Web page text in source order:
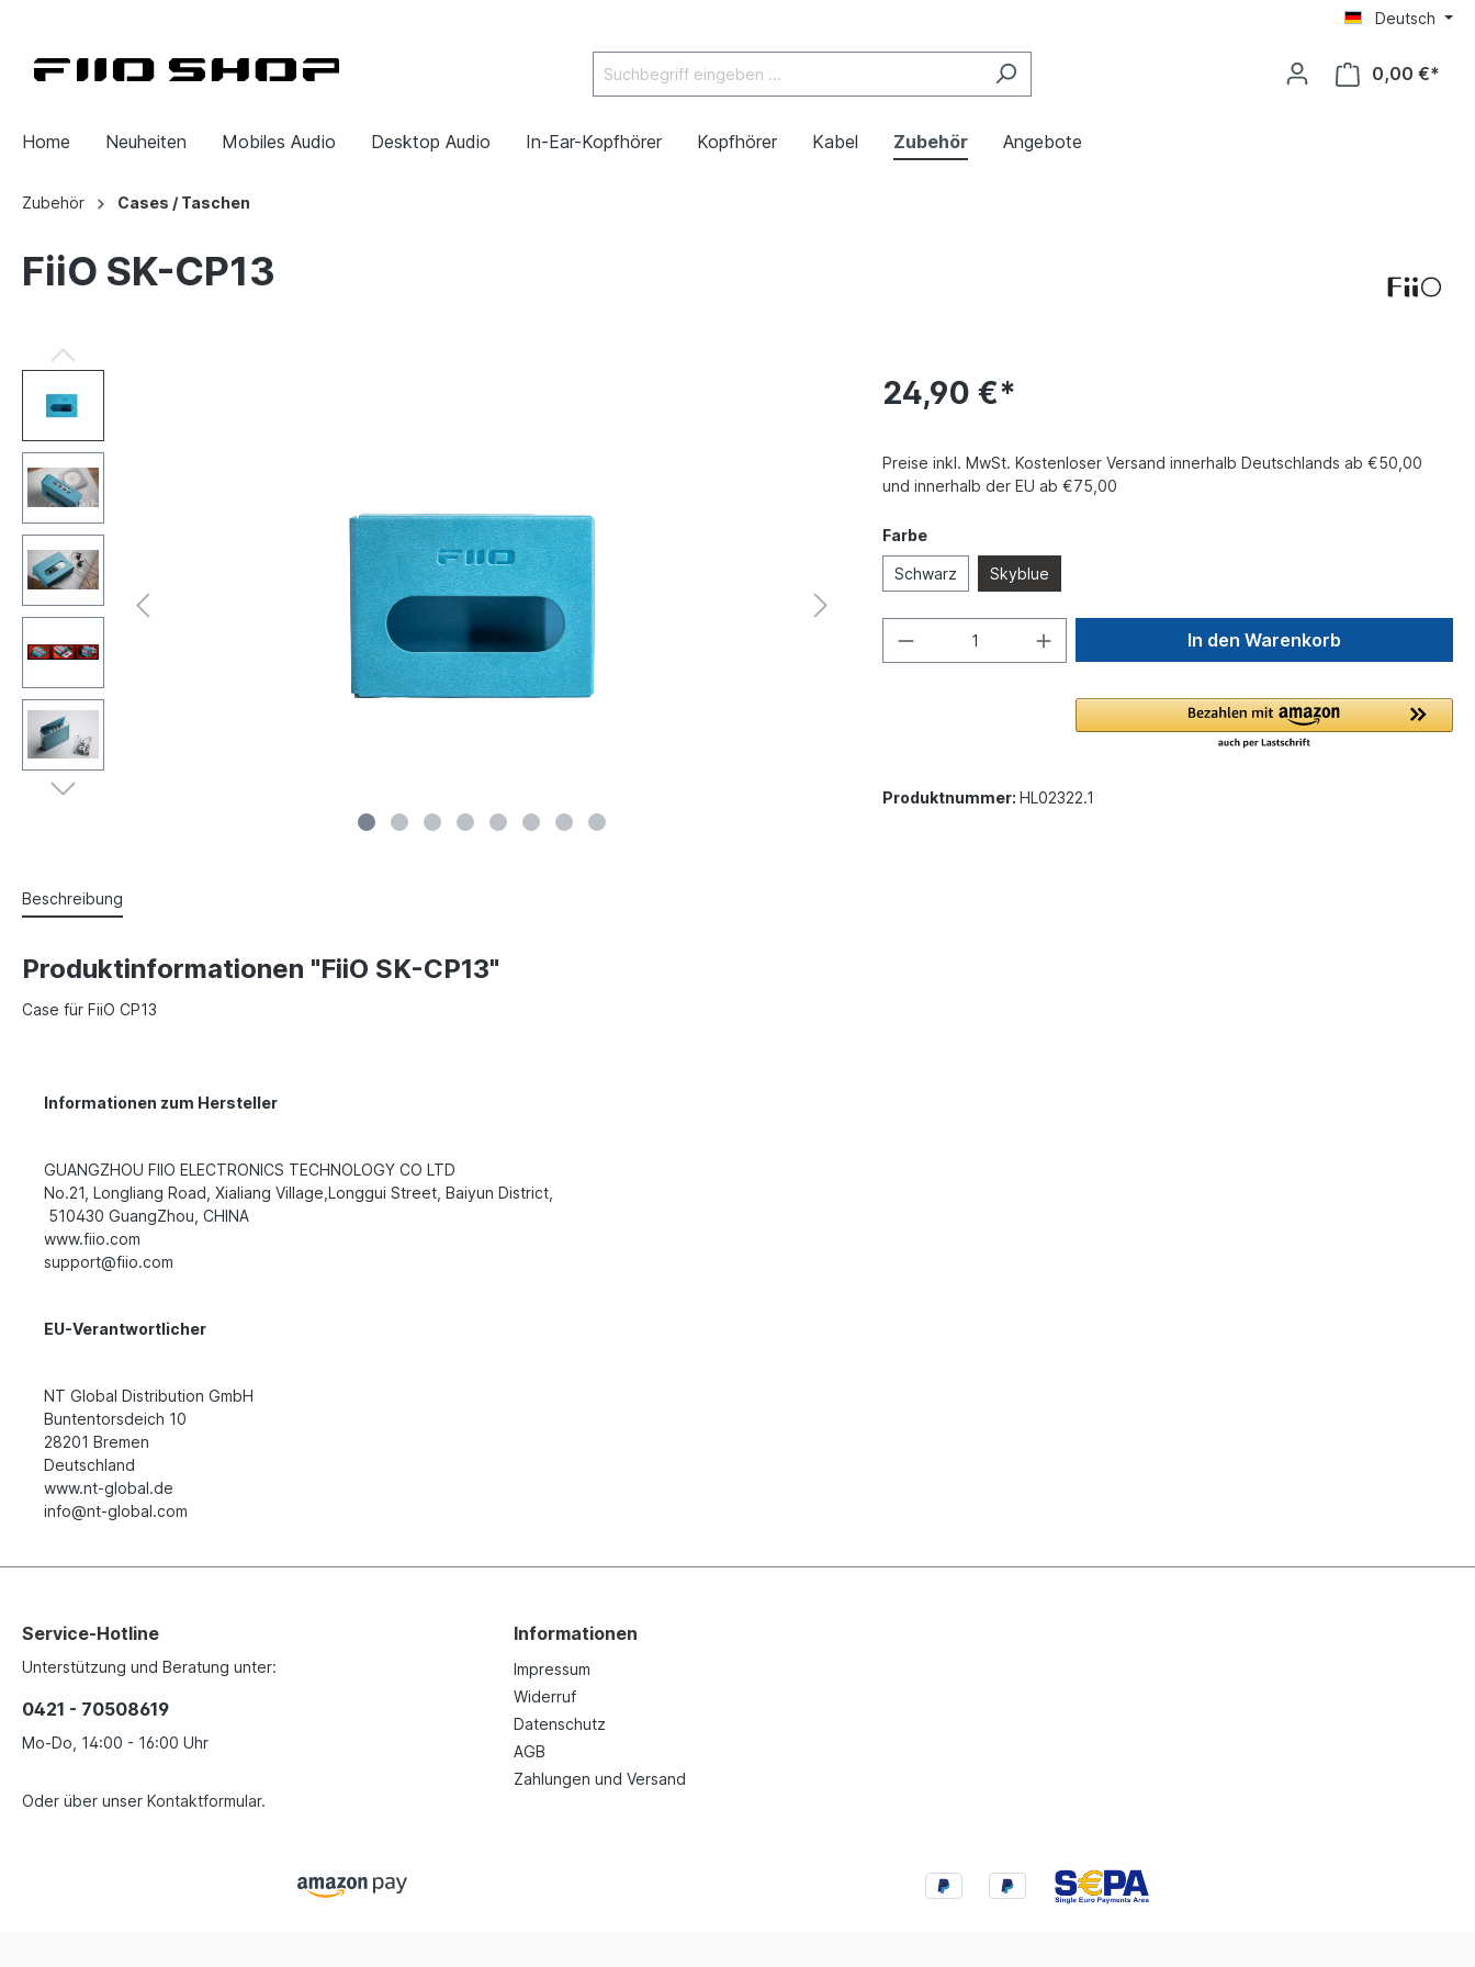
Deutsch
0,00 €*
Home Neuheiten Mobiles Audio Desktop Audio In-Ear-Kopfhörer Kopfhörer Kabel Zubehör Angebote
Zubehör Cases / Taschen
FiiO SK-CP13
24,90 €*
Preise inkl. MwSt. Kostenloser Versand innerhalb Deutschlands ab €50,00
und innerhalb der EU ab €75,00
Farbe
Schwarz Skyblue
In den Warenkorb
Produktnummer: HL02322.1
Beschreibung
Produktinformationen "FiiO SK-CP13"
Case für FiiO CP13
Informationen zum Hersteller
GUANGZHOU FIIO ELECTRONICS TECHNOLOGY CO LTD
No.21, Longliang Road, Xialiang Village,Longgui Street, Baiyun District,
510430 GuangZhou, CHINA
www.fiio.com
support@fiio.com
EU-Verantwortlicher
NT Global Distribution GmbH
Buntentorsdeich 10
28201 Bremen
Deutschland
www.nt-global.de
info@nt-global.com
Service-Hotline
Unterstützung und Beratung unter:
0421 - 70508619
Mo-Do, 14:00 - 16:00 Uhr
Oder über unser Kontaktformular.
Informationen
Impressum
Widerruf
Datenschutz
AGB
Zahlungen und Versand